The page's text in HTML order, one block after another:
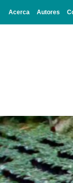
Acerca Autores